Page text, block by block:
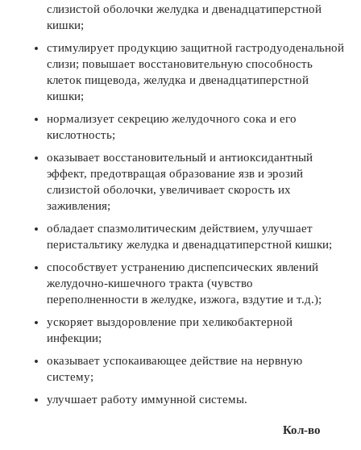
слизистой оболочки желудка и двенадцатиперстной
кишки;
стимулирует продукцию защитной гастродуоденальной
слизи; повышает восстановительную способность
клеток пищевода, желудка и двенадцатиперстной
кишки;
нормализует секрецию желудочного сока и его
кислотность;
оказывает восстановительный и антиоксидантный
эффект, предотвращая образование язв и эрозий
слизистой оболочки, увеличивает скорость их
заживления;
обладает спазмолитическим действием, улучшает
перистальтику желудка и двенадцатиперстной кишки;
способствует устранению диспепсических явлений
желудочно-кишечного тракта (чувство
переполненности в желудке, изжога, вздутие и т.д.);
ускоряет выздоровление при хеликобактерной
инфекции;
оказывает успокаивающее действие на нервную
систему;
улучшает работу иммунной системы.
Кол-во